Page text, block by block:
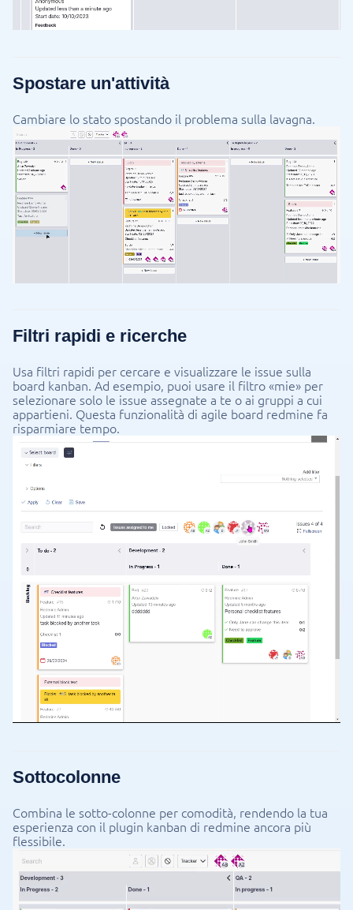
Spostare un'attività
Cambiare lo stato spostando il problema sulla lavagna.
Filtri rapidi e ricerche
Usa filtri rapidi per cercare e visualizzare le issue sulla
board kanban. Ad esempio, puoi usare il filtro «mie» per
selezionare solo le issue assegnate a te o ai gruppi a cui
appartieni. Questa funzionalità di agile board redmine fa
risparmiare tempo.
Sottocolonne
Combina le sotto-colonne per comodità, rendendo la tua
esperienza con il plugin kanban di redmine ancora più
flessibile.